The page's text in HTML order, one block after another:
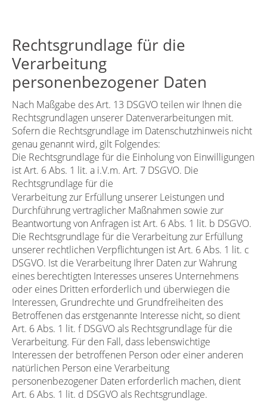
Rechtsgrundlage für die
Verarbeitung
personenbezogener Daten
Nach Maßgabe des Art. 13 DSGVO teilen wir Ihnen die
Rechtsgrundlagen unserer Datenverarbeitungen mit.
Sofern die Rechtsgrundlage im Datenschutzhinweis nicht
genau genannt wird, gilt Folgendes:
Die Rechtsgrundlage für die Einholung von Einwilligungen
ist Art. 6 Abs. 1 lit. a i.V.m. Art. 7 DSGVO. Die
Rechtsgrundlage für die
Verarbeitung zur Erfüllung unserer Leistungen und
Durchführung vertraglicher Maßnahmen sowie zur
Beantwortung von Anfragen ist Art. 6 Abs. 1 lit. b DSGVO.
Die Rechtsgrundlage für die Verarbeitung zur Erfüllung
unserer rechtlichen Verpflichtungen ist Art. 6 Abs. 1 lit. c
DSGVO. Ist die Verarbeitung Ihrer Daten zur Wahrung
eines berechtigten Interesses unseres Unternehmens
oder eines Dritten erforderlich und überwiegen die
Interessen, Grundrechte und Grundfreiheiten des
Betroffenen das erstgenannte Interesse nicht, so dient
Art. 6 Abs. 1 lit. f DSGVO als Rechtsgrundlage für die
Verarbeitung. Für den Fall, dass lebenswichtige
Interessen der betroffenen Person oder einer anderen
natürlichen Person eine Verarbeitung
personenbezogener Daten erforderlich machen, dient
Art. 6 Abs. 1 lit. d DSGVO als Rechtsgrundlage.